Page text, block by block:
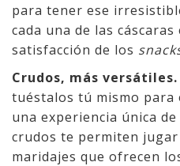
para tener ese
cada una de las cáscaras
satisfacción de los
Crudos, más versátiles.
tuéstalos tú mismo
una experiencia única
crudos te permiten
maridajes que ofrecen